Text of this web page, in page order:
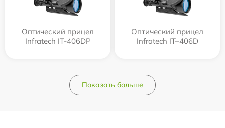
Оптический прицел
Infratech IT-406DP
Оптический прицел
Infratech IT–406D
Показать больше